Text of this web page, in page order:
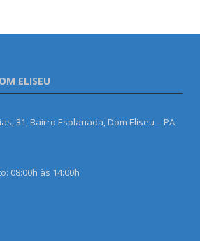
ELISEU
31, Bairro Esplanada, Dom Eliseu – PA
08:00h às 14:00h